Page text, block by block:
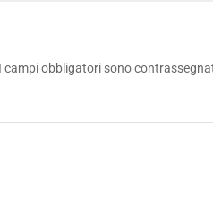
I campi obbligatori sono